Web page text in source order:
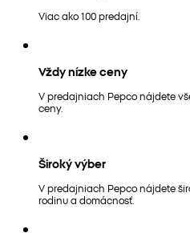
Viac ako 100 predajní.
Vždy nízke ceny
V predajniach Pepco nájdete
ceny.
Široký výber
V predajniach Pepco nájdete
rodinu a domácnosť.